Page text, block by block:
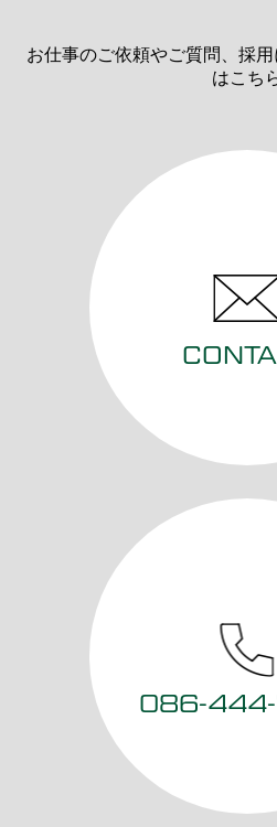
お仕事のご依頼やご質問、採
はこち
086-